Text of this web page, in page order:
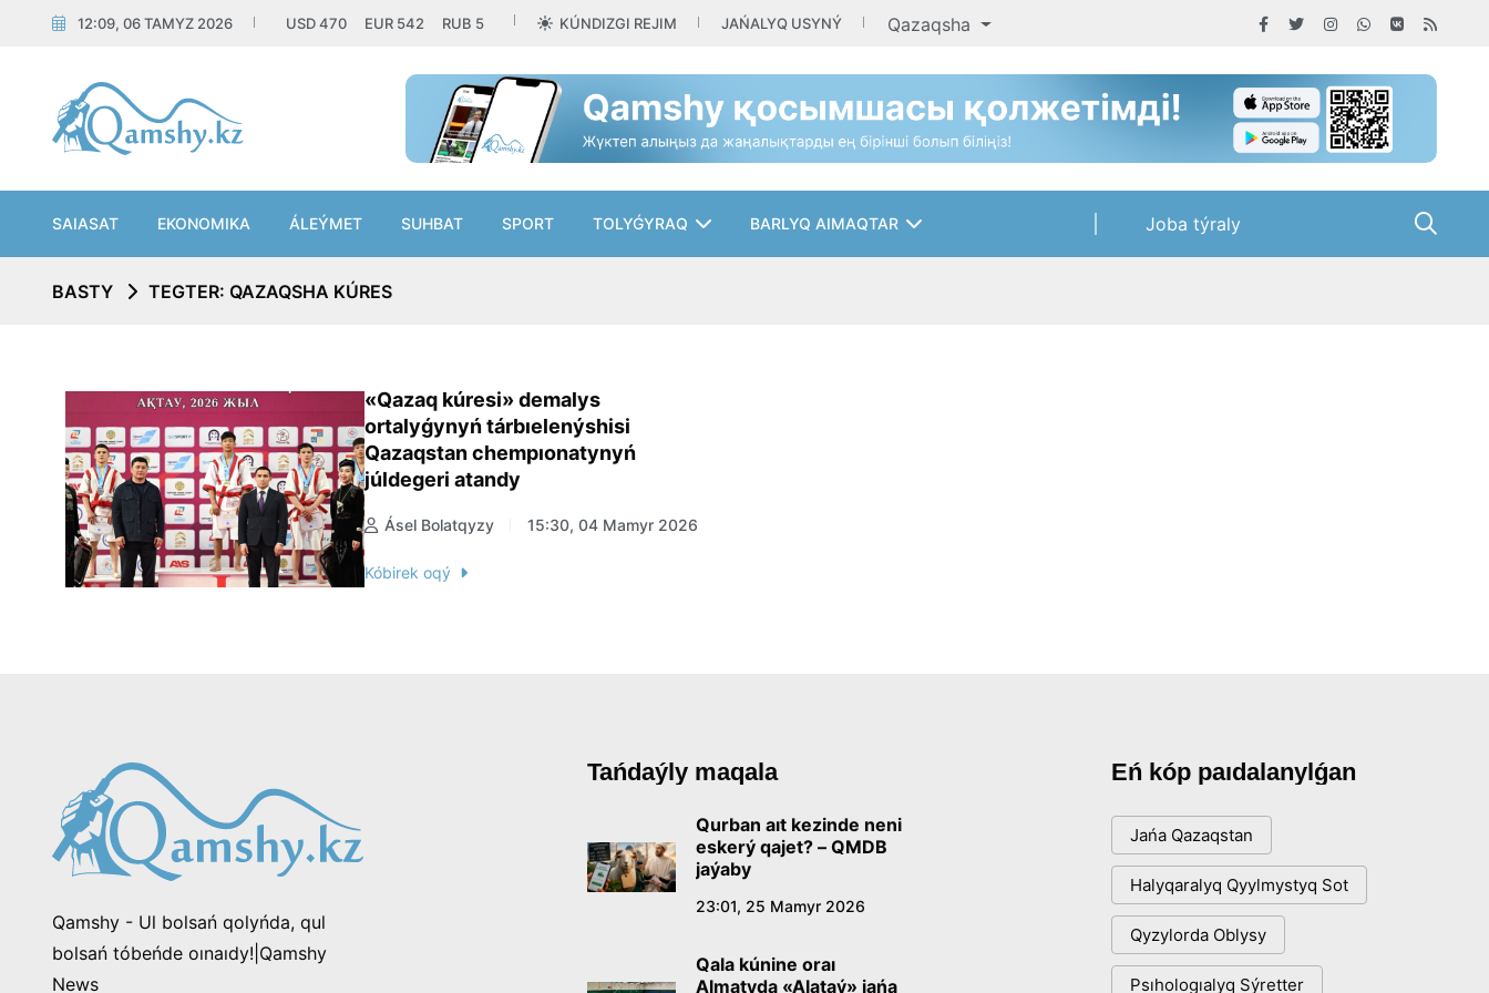
12:09, 06 TAMYZ 2026 USD470 EUR 542 RUB 5 KÚNDIZGI REJIM JAŃALYQ USYNÝ Qazaqsha
SAIASAT EKONOMIKA ÁLEÝMET SUHBAT SPORT TOLYǴYRAQ BARLYQ AIMAQTAR Joba týraly
BASTY TEGTER: QAZAQSHA KÚRES
«Qazaq kúresi» demalys
ortalyǵynyń tárbıelenýshisi
Qazaqstan chempıonatynyń
júldegeri atandy
Ásel Bolatqyzy 15:30, 04 Mamyr 2026
Kóbirek oqý
Qamshy - Ul bolsań qolyńda, qul
bolsań tóbeńde oınaıdy!|Qamshy
News
Tańdaýly maqala
Qurban aıt kezinde neni
eskerý qajet? – QMDB
jaýaby
23:01, 25 Mamyr 2026
Qala kúnine oraı
Almatyda «Alataý» jańa
Eń kóp paıdalanylǵan
Jańa Qazaqstan
Halyqaralyq Qyylmystyq Sot
Qyzylorda Oblysy
Psıhologıalyq Sýretter